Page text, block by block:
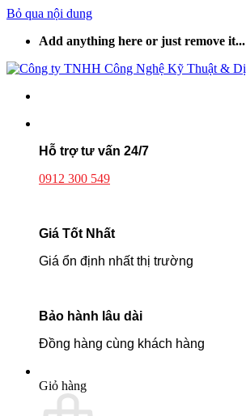
Bỏ qua nội dung
Add anything here or just remove it...
Hỗ trợ tư vấn 24/7
0912 300 549
Giá Tốt Nhất
Giá ổn định nhất thị trường
Bảo hành lâu dài
Đồng hàng cùng khách hàng
Giỏ hàng